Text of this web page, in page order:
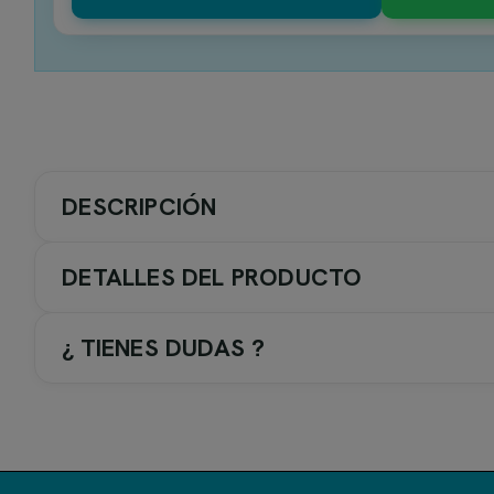
DESCRIPCIÓN
DETALLES DEL PRODUCTO
¿ TIENES DUDAS ?